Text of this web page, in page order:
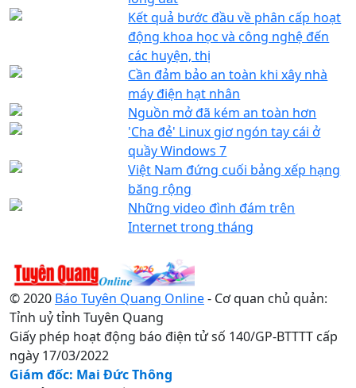
Kết quả bước đầu về phân cấp hoạt
động khoa học và công nghệ đến
các huyện, thị
Cần đảm bảo an toàn khi xây nhà
máy điện hạt nhân
Nguồn mở đã kém an toàn hơn
'Cha đẻ' Linux giơ ngón tay cái ở
quầy Windows 7
Việt Nam đứng cuối bảng xếp hạng
băng rộng
Những video đình đám trên
Internet trong tháng
© 2020 Báo Tuyên Quang Online- Cơ quan chủ quản:
Tỉnh uỷ tỉnh Tuyên Quang
Giấy phép hoạt động báo điện tử số 140/GP-BTTTT cấp
ngày 17/03/2022
Giám đốc: Mai Đức Thông